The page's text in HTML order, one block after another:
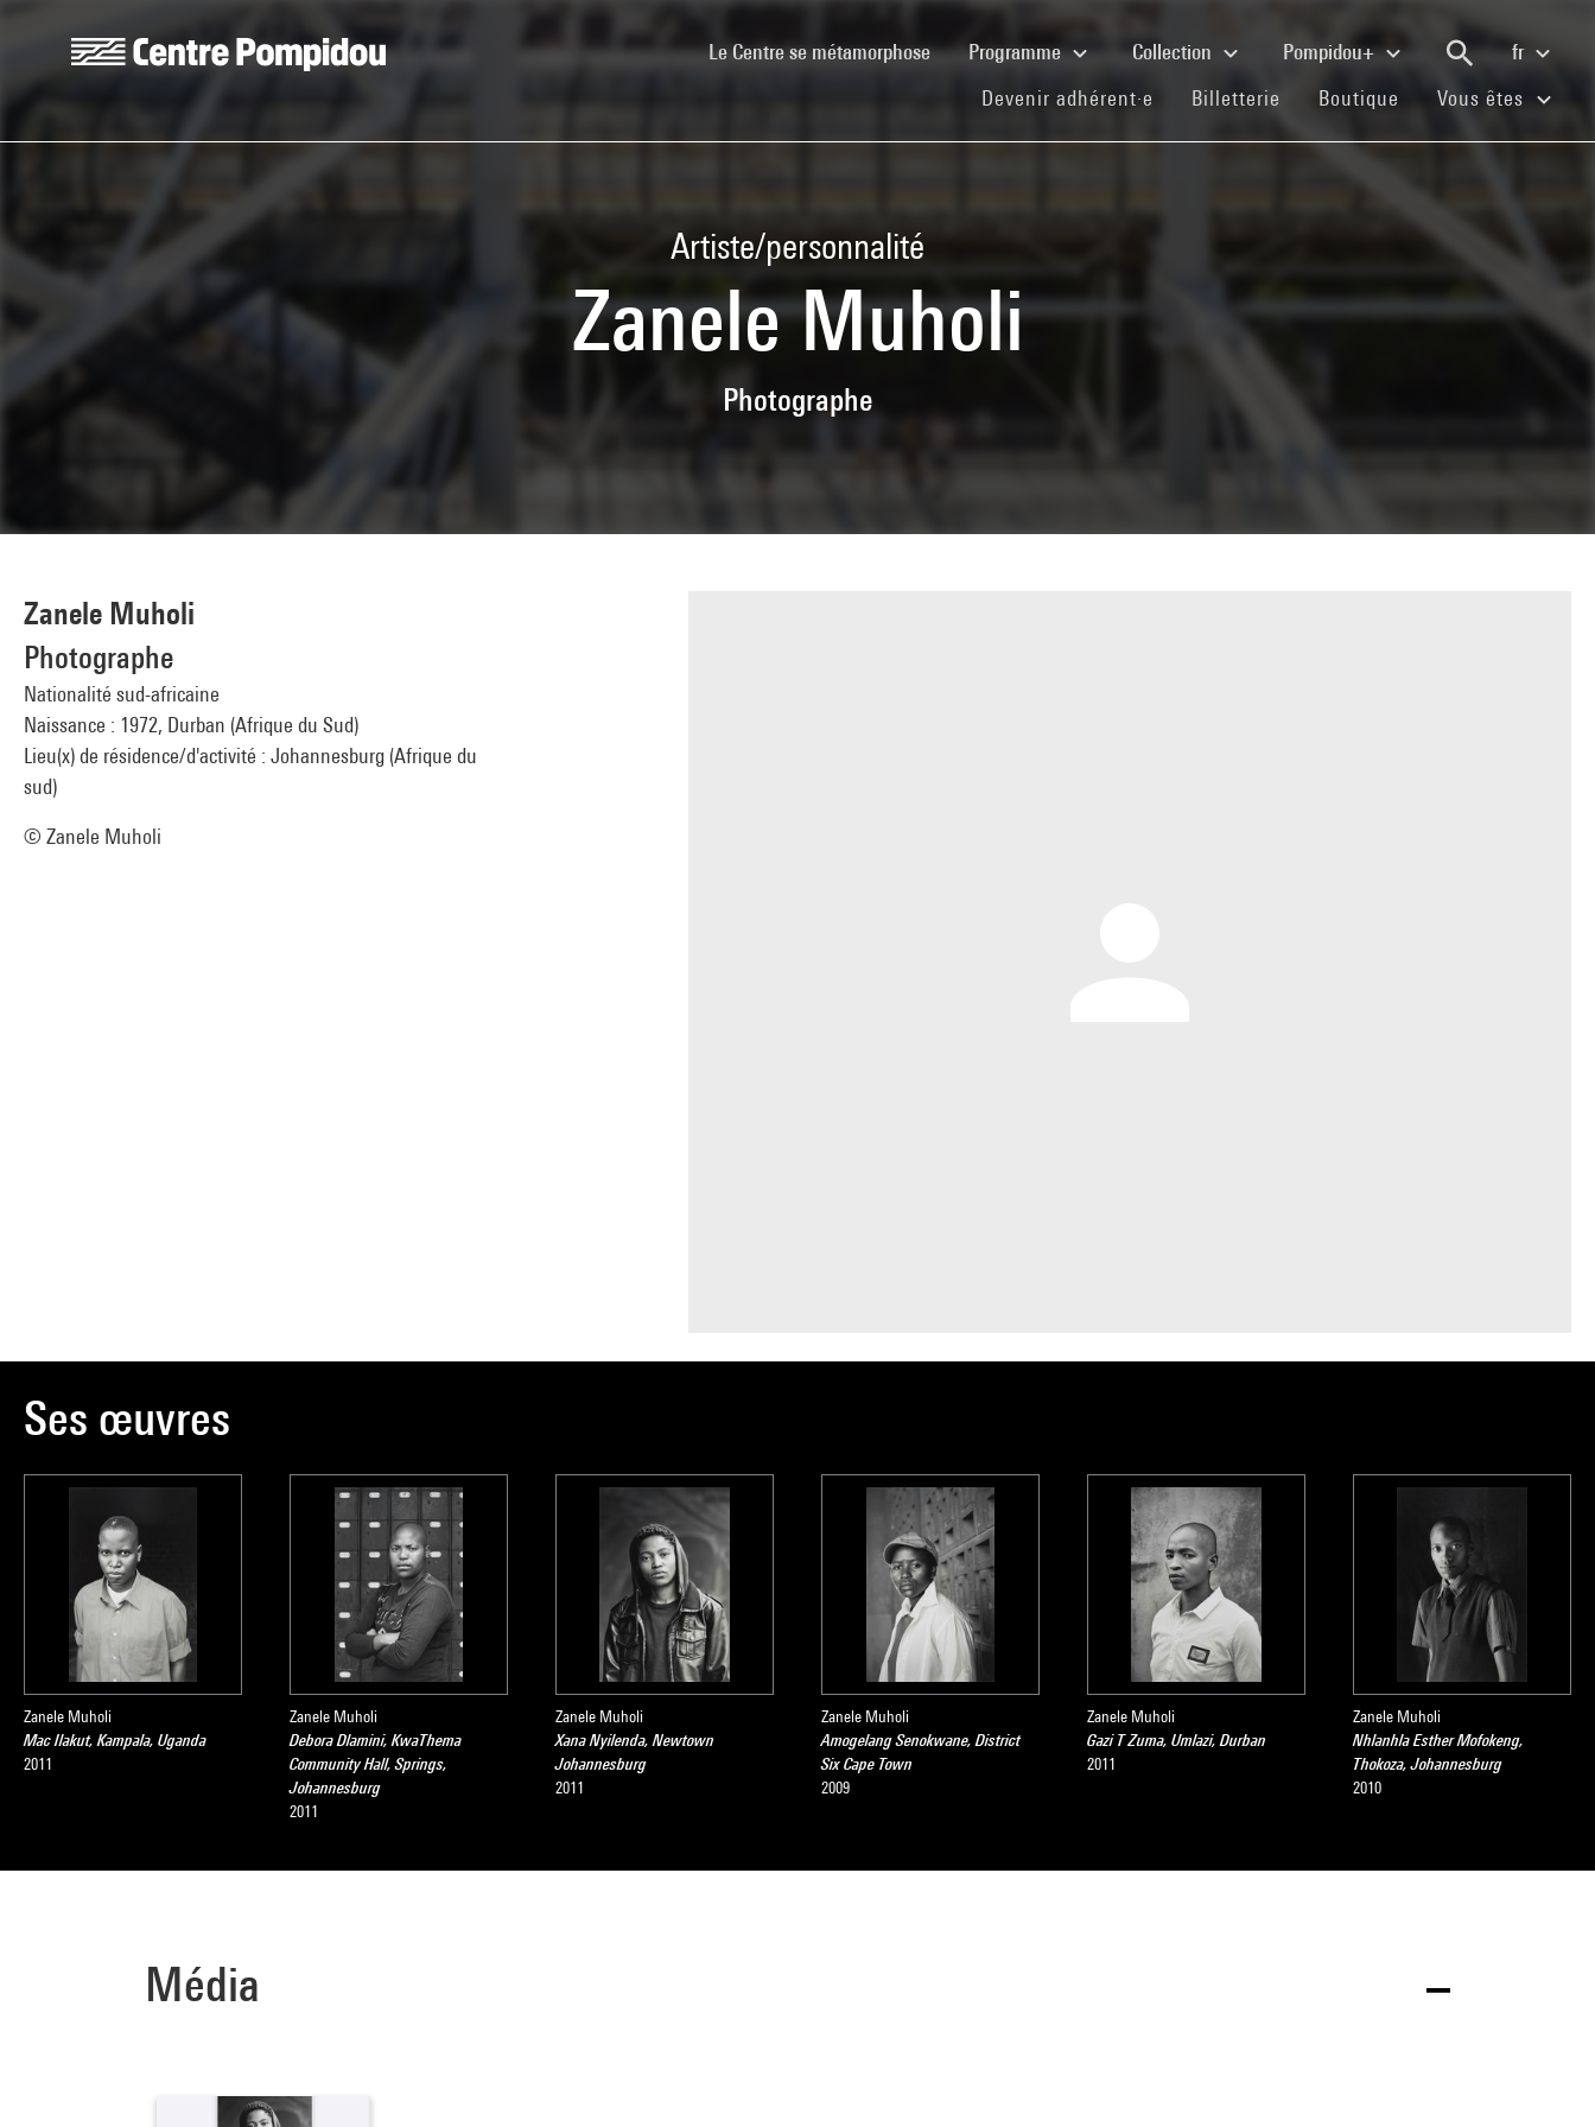
Le Centre se métamorphose(current)Programme Collection Pompidou+
fr
Devenir adhérent·e (current)
Billetterie (current)
Boutique (current)
Vous êtes
Artiste/personnalité
Zanele Muholi
Photographe
Zanele Muholi
Photographe
Nationalité sud-africaine
Naissance : 1972, Durban (Afrique du Sud)
Lieu(x) de résidence/d'activité : Johannesburg (Afrique du
sud)
© Zanele Muholi
Ses œuvres
Zanele Muholi
Mac Ilakut, Kampala, Uganda
2011
Zanele Muholi
Debora Dlamini, KwaThema
Community Hall, Springs,
Johannesburg
2011
Zanele Muholi
Xana Nyilenda, Newtown
Johannesburg
2011
Zanele Muholi
Amogelang Senokwane, District
Six Cape Town
2009
Zanele Muholi
Gazi T Zuma, Umlazi, Durban
2011
Zanele Muholi
Nhlanhla Esther Mofokeng,
Thokoza, Johannesburg
2010
Média